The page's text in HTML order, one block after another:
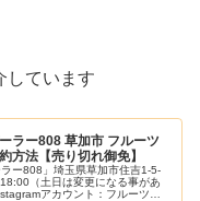
しています
ラー808 草加市 フルーツ
方法【売り切れ御免】
ラー808」埼玉県草加市住吉1-5-
（土日は変更になる事があ
アカウント：フルーツパ